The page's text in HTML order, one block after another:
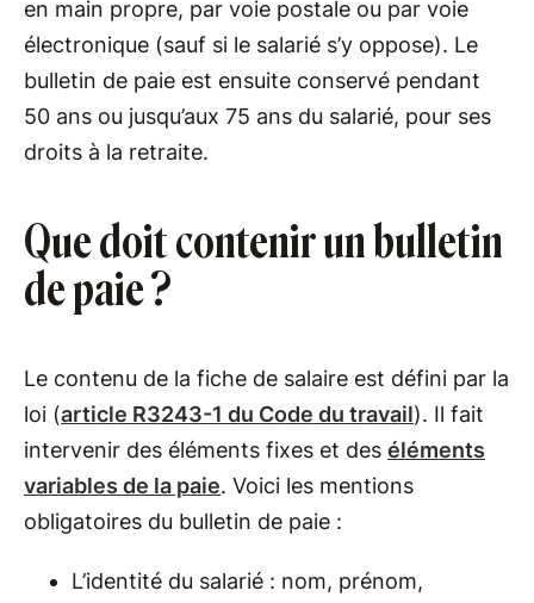
en main propre, par voie postale ou par voie
électronique (sauf si le salarié s’y oppose). Le
bulletin de paie est ensuite conservé pendant
50 ans ou jusqu’aux 75 ans du salarié, pour ses
droits à la retraite.
Que doit contenir un bulletin
de paie ?
Le contenu de la fiche de salaire est défini par la
loi (article R3243-1 du Code du travail). Il fait
intervenir des éléments fixes et des éléments
variables de la paie. Voici les mentions
obligatoires du bulletin de paie :
L’identité du salarié : nom, prénom,